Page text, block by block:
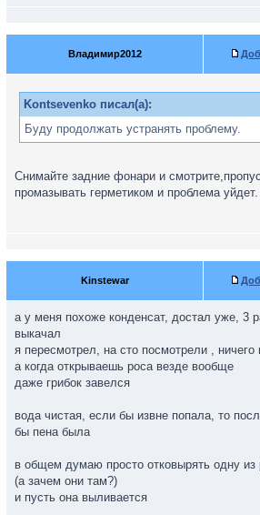
Владимир2012
Kontsevenko писал(а):
Буду продолжать устранять проблему.
Снимайте задние фонари и
промазывать герметиком и проблема уйдет.
Kinstewar
а у меня похоже конденсат, достал уже, 3
выкачал
я пересмотрел, на сто посмотрели ,
а когда открываешь роса везде вообще
даже грибок завелся
вода чистая, если бы извне попала, то
бы пена была
в общем думаю просто отковырять одну из
(а зачем они там?)
и пусть она выливается